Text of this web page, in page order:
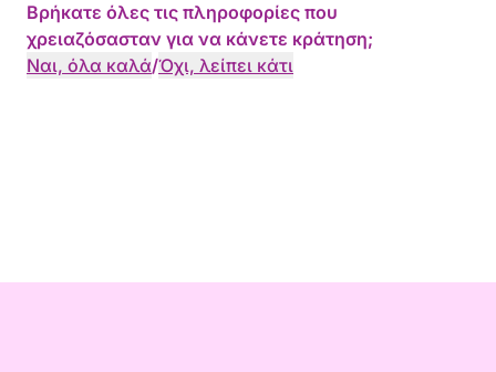
Βρήκατε όλες τις πληροφορίες που
χρειαζόσασταν για να κάνετε κράτηση;
Ναι, όλα καλά/Όχι, λείπει κάτι